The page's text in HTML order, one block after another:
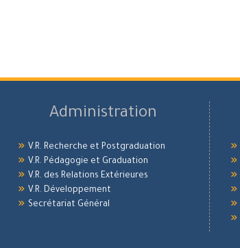
Administration
V.R. Recherche et Postgraduation
V.R. Pédagogie et Graduation
V.R. des Relations Extérieures
V.R. Développement
Secrétariat Général